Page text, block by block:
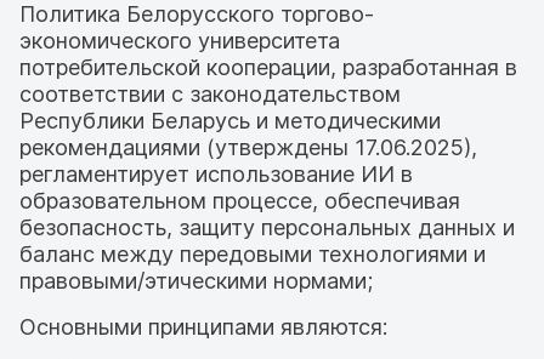
Политика Белорусского торгово-
экономического университета
потребительской кооперации, разработанная в
соответствии с законодательством
Республики Беларусь и методическими
рекомендациями (утверждены 17.06.2025),
регламентирует использование ИИ в
образовательном процессе, обеспечивая
безопасность, защиту персональных данных и
баланс между передовыми технологиями и
правовыми/этическими нормами;
Основными принципами являются: